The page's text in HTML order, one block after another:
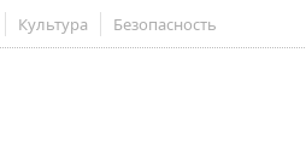
Культура Безопасность